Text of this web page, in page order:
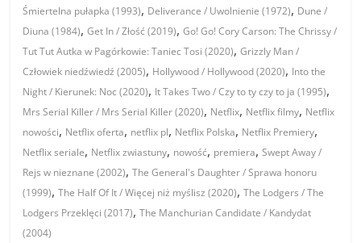
Śmiertelna pułapka (1993), Deliverance / Uwolnienie (1972), Dune /
Diuna (1984),Get In / Złość (2019),Go! Go! Cory Carson: The Chrissy /
Tut Tut Autka w Pagórkowie: Taniec Tosi (2020),Grizzly Man /
Człowiek niedźwiedź (2005), Hollywood / Hollywood (2020), Into the
Night / Kierunek: Noc (2020), It Takes Two / Czy to ty czy to ja (1995),
Mrs Serial Killer / Mrs Serial Killer (2020), Netflix, Netflix filmy, Netflix
nowości, Netflix oferta, netflix pl, Netflix Polska, Netflix Premiery,
Netflix seriale, Netflix zwiastuny, nowość, premiera,Swept Away /
Rejs w nieznane (2002),The General's Daughter / Sprawa honoru
(1999),The Half Of It / Więcej niż myślisz (2020),The Lodgers / The
Lodgers Przeklęci (2017),The Manchurian Candidate / Kandydat
(2004)